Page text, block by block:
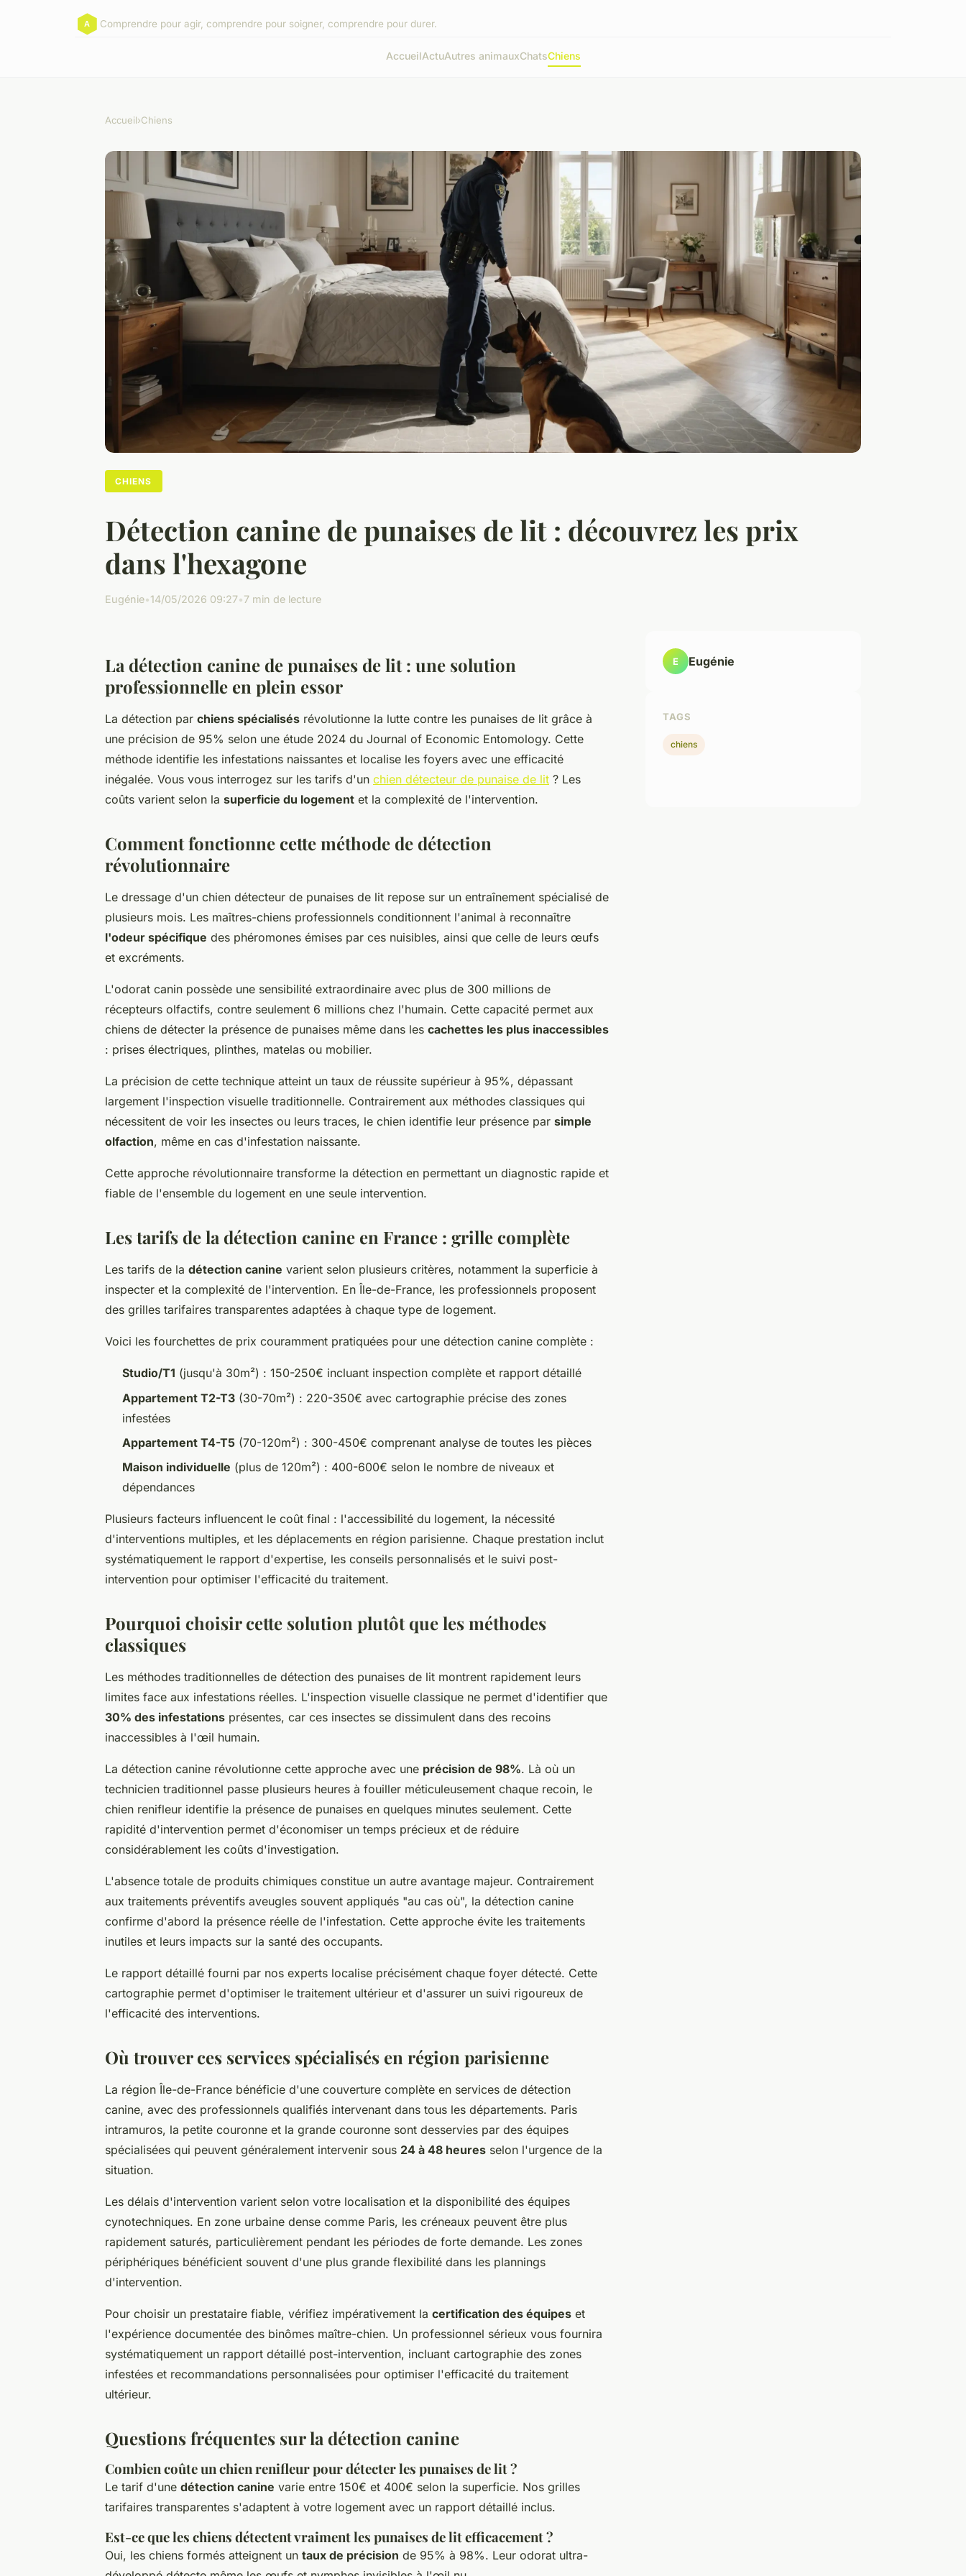
Comprendre pour agir, comprendre pour soigner, comprendre pour durer.
AccueilActuAutres animauxChatsChiens
Accueil›Chiens
CHIENS
Détection canine de punaises de lit : découvrez les prix
dans l'hexagone
Eugénie•14/05/2026 09:27•7 min de lecture
La détection canine de punaises de lit : une solution
professionnelle en plein essor
La détection par chiens spécialisés révolutionne la lutte contre les punaises de lit grâce à
une précision de 95% selon une étude 2024 du Journal of Economic Entomology. Cette
méthode identifie les infestations naissantes et localise les foyers avec une efficacité
inégalée. Vous vous interrogez sur les tarifs d'un chien détecteur de punaise de lit ? Les
coûts varient selon la superficie du logement et la complexité de l'intervention.
Comment fonctionne cette méthode de détection
révolutionnaire
Le dressage d'un chien détecteur de punaises de lit repose sur un entraînement spécialisé de
plusieurs mois. Les maîtres-chiens professionnels conditionnent l'animal à reconnaître
l'odeur spécifique des phéromones émises par ces nuisibles, ainsi que celle de leurs œufs
et excréments.
L'odorat canin possède une sensibilité extraordinaire avec plus de 300 millions de
récepteurs olfactifs, contre seulement 6 millions chez l'humain. Cette capacité permet aux
chiens de détecter la présence de punaises même dans les cachettes les plus inaccessibles
: prises électriques, plinthes, matelas ou mobilier.
La précision de cette technique atteint un taux de réussite supérieur à 95%, dépassant
largement l'inspection visuelle traditionnelle. Contrairement aux méthodes classiques qui
nécessitent de voir les insectes ou leurs traces, le chien identifie leur présence par simple
olfaction, même en cas d'infestation naissante.
Cette approche révolutionnaire transforme la détection en permettant un diagnostic rapide et
fiable de l'ensemble du logement en une seule intervention.
Les tarifs de la détection canine en France : grille complète
Les tarifs de la détection canine varient selon plusieurs critères, notamment la superficie à
inspecter et la complexité de l'intervention. En Île-de-France, les professionnels proposent
des grilles tarifaires transparentes adaptées à chaque type de logement.
Voici les fourchettes de prix couramment pratiquées pour une détection canine complète :
Studio/T1 (jusqu'à 30m²) : 150-250€ incluant inspection complète et rapport détaillé
Appartement T2-T3 (30-70m²) : 220-350€ avec cartographie précise des zones
infestées
Appartement T4-T5 (70-120m²) : 300-450€ comprenant analyse de toutes les pièces
Maison individuelle (plus de 120m²) : 400-600€ selon le nombre de niveaux et
dépendances
Plusieurs facteurs influencent le coût final : l'accessibilité du logement, la nécessité
d'interventions multiples, et les déplacements en région parisienne. Chaque prestation inclut
systématiquement le rapport d'expertise, les conseils personnalisés et le suivi post-
intervention pour optimiser l'efficacité du traitement.
Pourquoi choisir cette solution plutôt que les méthodes
classiques
Les méthodes traditionnelles de détection des punaises de lit montrent rapidement leurs
limites face aux infestations réelles. L'inspection visuelle classique ne permet d'identifier que
30% des infestations présentes, car ces insectes se dissimulent dans des recoins
inaccessibles à l'œil humain.
La détection canine révolutionne cette approche avec une précision de 98%. Là où un
technicien traditionnel passe plusieurs heures à fouiller méticuleusement chaque recoin, le
chien renifleur identifie la présence de punaises en quelques minutes seulement. Cette
rapidité d'intervention permet d'économiser un temps précieux et de réduire
considérablement les coûts d'investigation.
L'absence totale de produits chimiques constitue un autre avantage majeur. Contrairement
aux traitements préventifs aveugles souvent appliqués "au cas où", la détection canine
confirme d'abord la présence réelle de l'infestation. Cette approche évite les traitements
inutiles et leurs impacts sur la santé des occupants.
Le rapport détaillé fourni par nos experts localise précisément chaque foyer détecté. Cette
cartographie permet d'optimiser le traitement ultérieur et d'assurer un suivi rigoureux de
l'efficacité des interventions.
Où trouver ces services spécialisés en région parisienne
La région Île-de-France bénéficie d'une couverture complète en services de détection
canine, avec des professionnels qualifiés intervenant dans tous les départements. Paris
intramuros, la petite couronne et la grande couronne sont desservies par des équipes
spécialisées qui peuvent généralement intervenir sous 24 à 48 heures selon l'urgence de la
situation.
Les délais d'intervention varient selon votre localisation et la disponibilité des équipes
cynotechniques. En zone urbaine dense comme Paris, les créneaux peuvent être plus
rapidement saturés, particulièrement pendant les périodes de forte demande. Les zones
périphériques bénéficient souvent d'une plus grande flexibilité dans les plannings
d'intervention.
Pour choisir un prestataire fiable, vérifiez impérativement la certification des équipes et
l'expérience documentée des binômes maître-chien. Un professionnel sérieux vous fournira
systématiquement un rapport détaillé post-intervention, incluant cartographie des zones
infestées et recommandations personnalisées pour optimiser l'efficacité du traitement
ultérieur.
Questions fréquentes sur la détection canine
Combien coûte un chien renifleur pour détecter les punaises de lit ?
Le tarif d'une détection canine varie entre 150€ et 400€ selon la superficie. Nos grilles
tarifaires transparentes s'adaptent à votre logement avec un rapport détaillé inclus.
Est-ce que les chiens détectent vraiment les punaises de lit efficacement ?
Oui, les chiens formés atteignent un taux de précision de 95% à 98%. Leur odorat ultra-
E Eugénie
TAGS
chiens